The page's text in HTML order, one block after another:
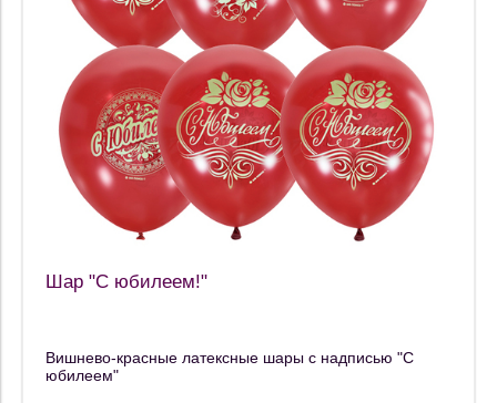
Шар "С юбилеем!"
Вишнево-красные латексные шары с надписью "С
юбилеем"